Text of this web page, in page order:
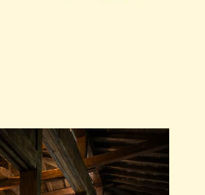
ツ
ライス